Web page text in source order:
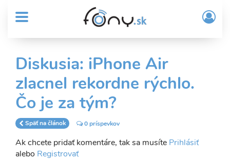
obsah
MENU
Sub
Header
menu
User
account
menu
/
Diskusia: iPhone Air
zlacnel rekordne rýchlo.
Čo je za tým?
Späť na článok 0 príspevkov
Ak chcete pridať komentáre, tak sa musíte Prihlásiť
alebo Registrovať